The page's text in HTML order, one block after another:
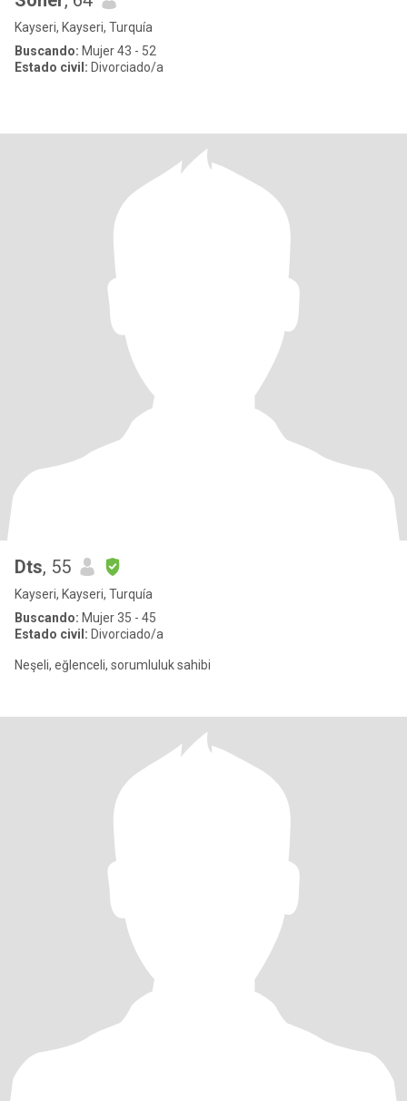
Kayseri, Kayseri, Turquía
Buscando: Mujer 43 - 52
Estado civil: Divorciado/a
Dts, 55
Kayseri, Kayseri, Turquía
Buscando: Mujer 35 - 45
Estado civil: Divorciado/a
Neşeli, eğlenceli, sorumluluk sahibi